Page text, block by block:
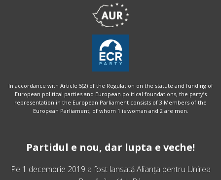
In accordance with Article 5(2) of the Regulation on the statute and funding of
European political parties and European political foundations, the party’s
representation in the European Parliament consists of 3 Members of the
European Parliament, of whom 1 is woman and 2 are men.
Partidul e nou, dar lupta e veche!
Pe 1 decembrie 2019 a fost lansatăAlianța pentru Unirea